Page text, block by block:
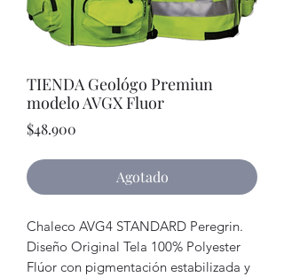
TIENDA Geológo Premiun
modelo AVGX Fluor
$48.900
Agotado
Chaleco AVG4 STANDARD Peregrin.
Diseño Original Tela 100% Polyester
Flúor con pigmentación estabilizada y